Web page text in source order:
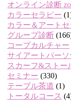
オンライン診断
カラーセラピー
カラー＆アート
グループ診断
コープカルチャー
サイアートパー
スカーフ&ストー
セミナー (330)
テーブル茶道 (1)
トータルコース